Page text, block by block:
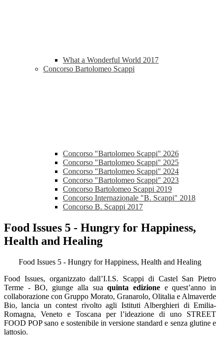
What a Wonderful World 2017
Concorso Bartolomeo Scappi
Concorso "Bartolomeo Scappi" 2026
Concorso "Bartolomeo Scappi" 2025
Concorso "Bartolomeo Scappi" 2024
Concorso "Bartolomeo Scappi" 2023
Concorso Bartolomeo Scappi 2019
Concorso Internazionale "B. Scappi" 2018
Concorso B. Scappi 2017
Food Issues 5 - Hungry for Happiness,
Health and Healing
Food Issues 5 - Hungry for Happiness, Health and Healing
Food Issues, organizzato dall’I.I.S. Scappi di Castel San Pietro
Terme - BO, giunge alla suaquinta edizionee quest’anno in
collaborazione con Gruppo Morato, Granarolo, Olitalia e Almaverde
Bio, lancia un contest rivolto agli Istituti Alberghieri di Emilia-
Romagna, Veneto e Toscana per l’ideazione di uno STREET
FOOD POP sano e sostenibile in versione standard e senza glutine e
lattosio.